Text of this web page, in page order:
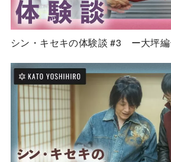
シン・キセキの体験談 #3 ー大坪